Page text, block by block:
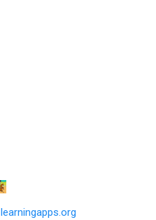
learningapps.org